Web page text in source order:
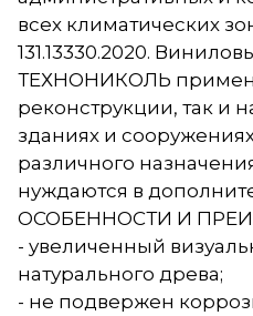
всех климатических
131.13330.2020.
ТЕХНОНИКОЛЬ
реконструкции, так и
зданиях и
различного
нуждаются в
ОСОБЕННОСТИ И
- увеличенный
натурального древа;
- не подвержен